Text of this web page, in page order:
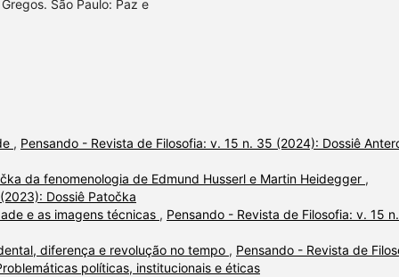
São Paulo: Paz e
, Pensando - Revista de Filosofia: v. 15 n. 35 (2024): Dossiê
da fenomenologia de Edmund Husserl e Martin Heidegger ,
Dossiê Patočka
e as imagens técnicas , Pensando - Revista de Filosofia: v. 15
diferença e revolução no tempo , Pensando - Revista de
políticas, institucionais e éticas